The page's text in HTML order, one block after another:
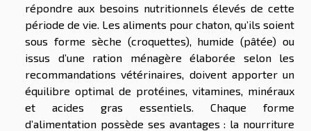
répondre aux besoins nutritionnels élevés de cette
période de vie. Les aliments pour chaton, qu’ils soient
sous forme sèche (croquettes), humide (pâtée) ou
issus d’une ration ménagère élaborée selon les
recommandations vétérinaires, doivent apporter un
équilibre optimal de protéines, vitamines, minéraux
et acides gras essentiels. Chaque forme
d’alimentation possède ses avantages : la nourriture